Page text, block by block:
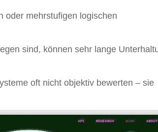
oder mehrstufigen logischen
sind, können sehr lange
oft nicht objektiv bewerten – sie